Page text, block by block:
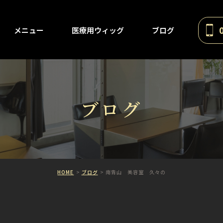
メニュー 医療用ウィッグ ブログ
ブログ
HOME ブログ 南青山 美容室 久々の